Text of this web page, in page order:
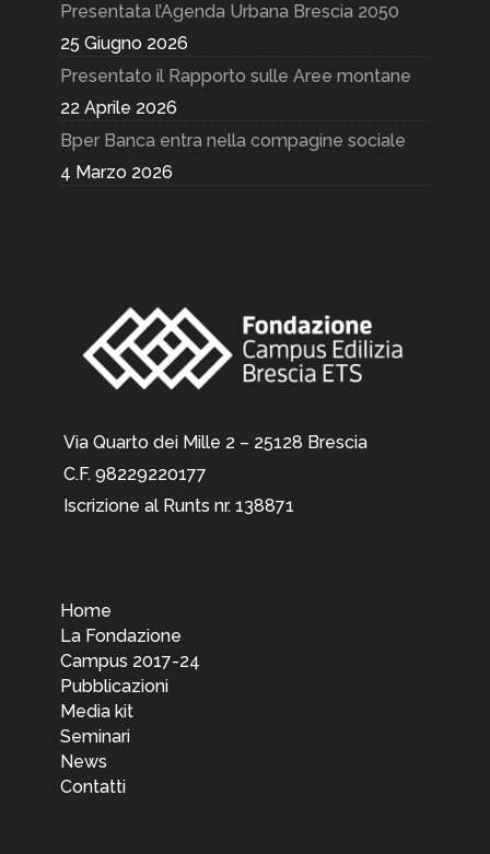
Presentata l’Agenda Urbana Brescia 2050
25 Giugno 2026
Presentato il Rapporto sulle Aree montane
22 Aprile 2026
Bper Banca entra nella compagine sociale
4 Marzo 2026
Via Quarto dei Mille 2 – 25128 Brescia
C.F. 98229220177
Iscrizione al Runts nr. 138871
Home
La Fondazione
Campus 2017-24
Pubblicazioni
Media kit
Seminari
News
Contatti